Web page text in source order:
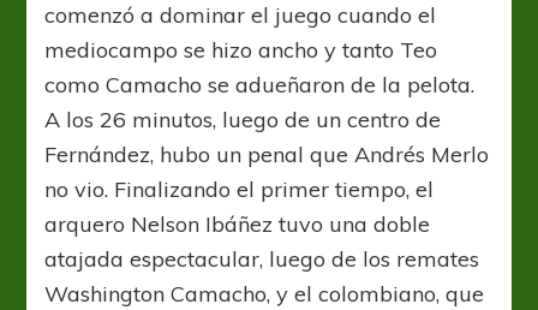
comenzó a dominar el juego cuando el
mediocampo se hizo ancho y tanto Teo
como Camacho se adueñaron de la pelota.
A los 26 minutos, luego de un centro de
Fernández, hubo un penal que Andrés Merlo
no vio. Finalizando el primer tiempo, el
arquero Nelson Ibáñez tuvo una doble
atajada espectacular, luego de los remates
Washington Camacho, y el colombiano, que